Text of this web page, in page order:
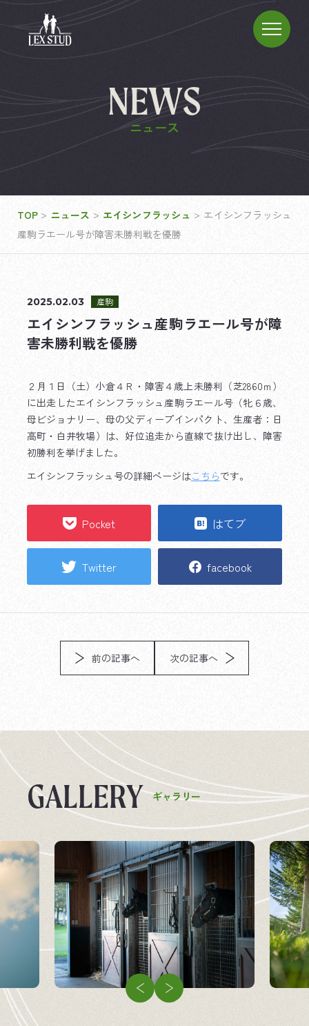
企業情報
競走馬
飼料・馬具
NEWS
ニュース
TOP > ニュース > エイシンフラッシュ > エイシンフラッシュ
産駒ラエール号が障害未勝利戦を優勝
2025.02.03 産駒
エイシンフラッシュ産駒ラエール号が障
害未勝利戦を優勝
２月１日（土）小倉４Ｒ・障害４歳上未勝利（芝2860ｍ）
に出走したエイシンフラッシュ産駒ラエール号（牝６歳、
母ビジョナリー、母の父ディープインパクト、生産者：日
高町・白井牧場）は、好位追走から直線で抜け出し、障害
初勝利を挙げました。
エイシンフラッシュ号の詳細ページはこちらです。
Pocket はてブ
Twitter facebook
前の記事へ 次の記事へ
GALLERY ギャラリー